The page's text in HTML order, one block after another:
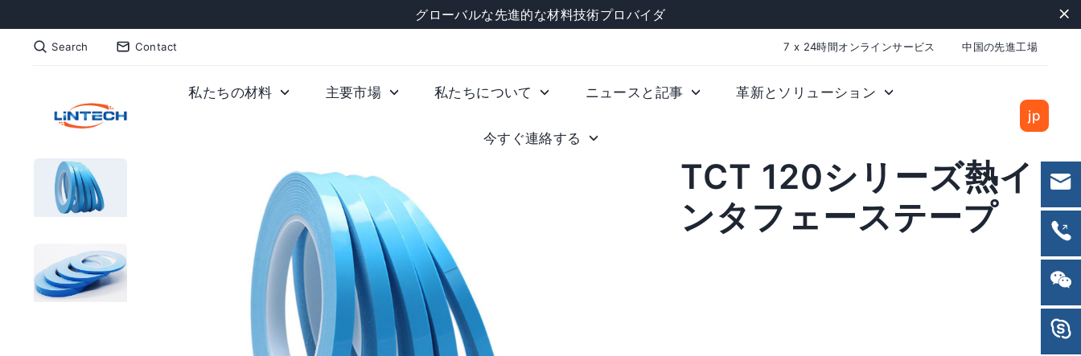
to
content
グローバルな先進的な材料技術プロバイダ
Search Contact 7 x 24時間オンラインサービス 中国の先進工場
私たちの材料 主要市場 私たちについて ニュースと記事 革新とソリューション
今すぐ連絡する
jp
TCT 120シリーズ熱イ
ンタフェーステープ